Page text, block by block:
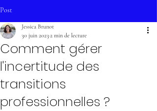
Post
Comment gérer
l'incertitude des
transitions
professionnelles ?
Jessica Brunot
30 juin 2023 2 min de lecture